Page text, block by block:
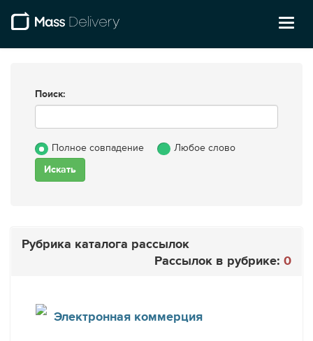
Поиск:
Полное совпадение Любое слово
Рубрика каталога рассылок
Рассылок в рубрике: 0
Электронная коммерция